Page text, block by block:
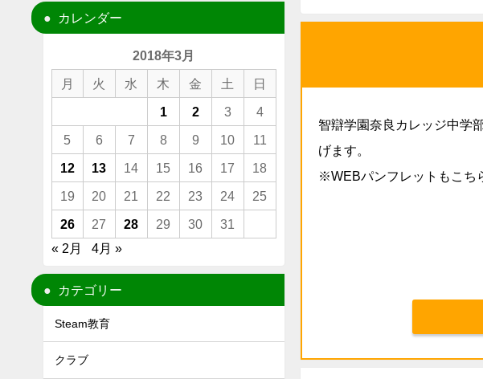
智辯学園奈良カレッジ中学
げます。
※WEBパンフレットもこち
カレンダー
2018年3月
月 火 水 木 金 土 日
1 2 3 4
5 6 7 8 9 10 11
12 13 14 15 16 17 18
19 20 21 22 23 24 25
26 27 28 29 30
31
« 2月
4月 »
カテゴリー
Steam教育
クラブ